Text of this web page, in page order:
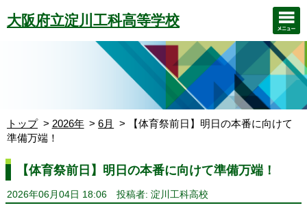
大阪府立淀川工科高等学校
トップ 2026年 6月
【体育祭前日】明日の本番に向けて
準備万端！
【体育祭前日】明日の本番に向けて準備万端！
2026年06月04日 18:06 投稿者: 淀川工科高校